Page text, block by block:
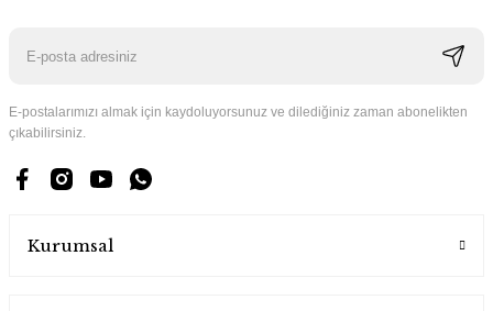
E-postalarımızı almak için kaydoluyorsunuz ve dilediğiniz zaman abonelikten
çıkabilirsiniz.
Kurumsal